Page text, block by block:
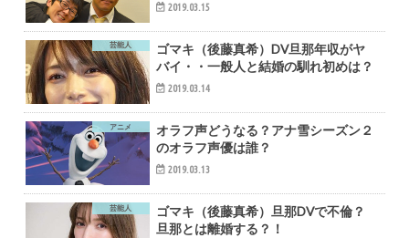
2019.03.15
芸能人
ゴマキ（後藤真希）DV旦那年収がヤ
バイ・・一般人と結婚の馴れ初めは？
2019.03.14
アニメ
オラフ声どうなる？アナ雪シーズン２
のオラフ声優は誰？
2019.03.13
芸能人
ゴマキ（後藤真希）旦那DVで不倫？
旦那とは離婚する？！